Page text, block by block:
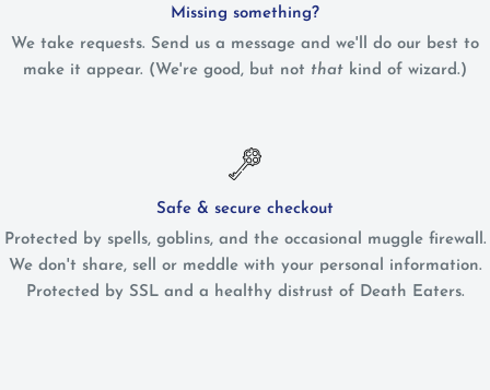
Missing something?
We take requests. Send us a message and we'll do our best to
make it appear. (We're good, but not that kind of wizard.)
Safe & secure checkout
Protected by spells, goblins, and the occasional muggle firewall.
We don't share, sell or meddle with your personal information.
Protected by SSL and a healthy distrust of Death Eaters.